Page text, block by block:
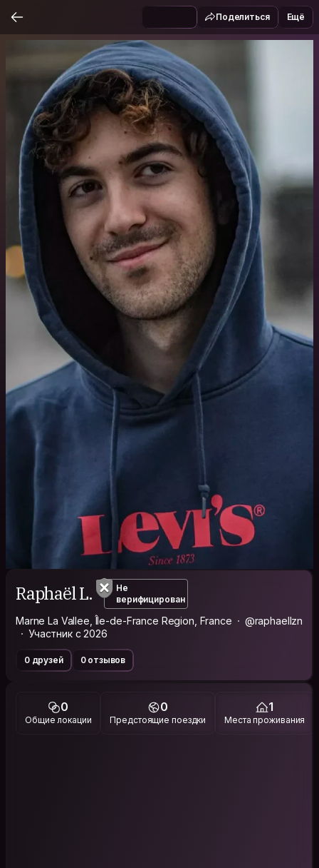
Поделиться Ещё
Raphaël L.
Не
верифицирован
Marne La Vallee, Île-de-France Region, France
@raphaellzn
Участник с 2026
0 друзей 0 отзывов
0
Общие локации
0
Предстоящие поездки
1
Места проживания